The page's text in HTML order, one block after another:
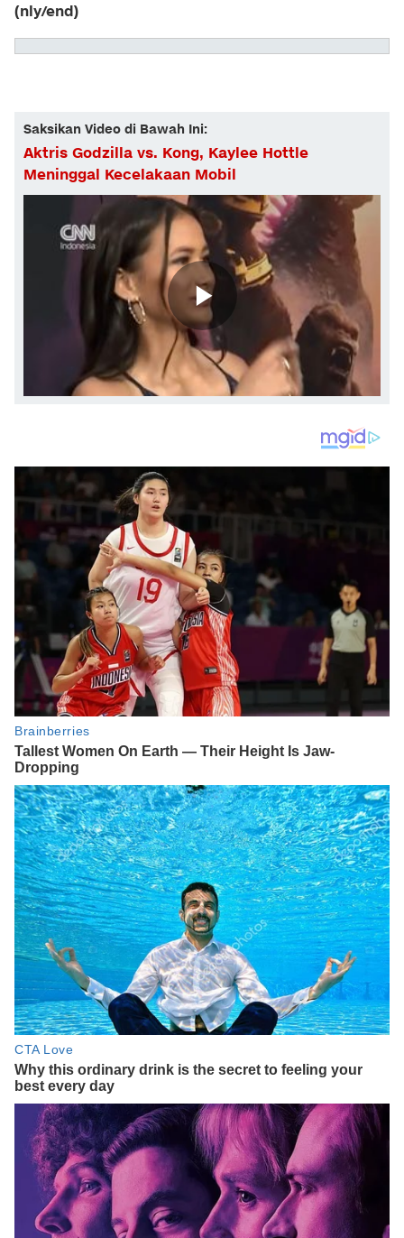
(nly/end)
Saksikan Video di Bawah Ini:
Aktris Godzilla vs. Kong, Kaylee Hottle
Meninggal Kecelakaan Mobil